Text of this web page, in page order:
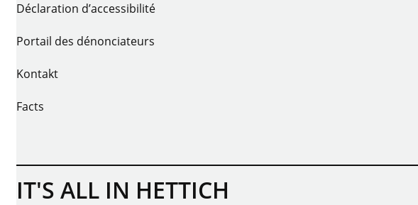
Déclaration d’accessibilité
Portail des dénonciateurs
Kontakt
Facts
IT'S ALL IN HETTICH